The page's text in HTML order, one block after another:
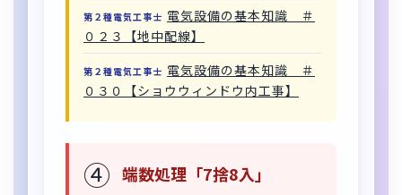
第２種電気工事士 電気設備の基本知識 ＃
０２３【地中配線】
第２種電気工事士 電気設備の基本知識 ＃
０３０【ショウウィンドウ内工事】
④ 端数処理「7捨8入」